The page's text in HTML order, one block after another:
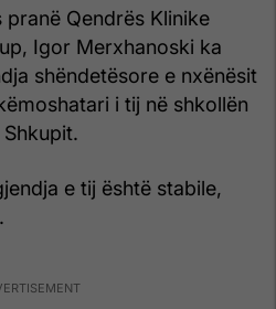
Qendrës Klinike
Igor Merxhanoski ka
shëndetësore e nxënësit
i tij në shkollën
e tij është stabile,